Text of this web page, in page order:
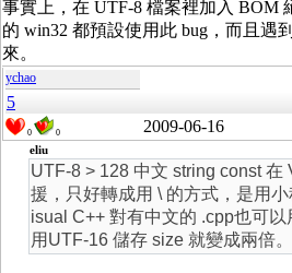
事實上，在 UTF-8 檔案裡加入 BOM
的 win32 都預設使用此 bug，而且遇
來。
ychao
5
0 0 2009-06-16
eliu
UTF-8 > 128 中文 string const 在
援，只好轉成用 \ 的方式，是用
isual C++ 對有中文的 .cpp也可
用UTF-16 儲存 size 就變成兩倍。